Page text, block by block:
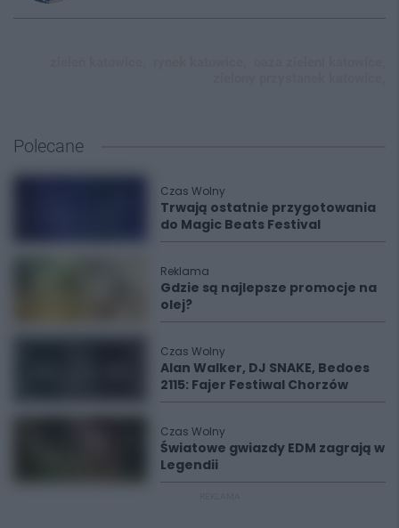
Polecane
Czas Wolny
Trwają ostatnie przygotowania
do Magic Beats Festival
Reklama
Gdzie są najlepsze promocje na
olej?
Czas Wolny
Alan Walker, DJ SNAKE, Bedoes
2115: Fajer Festiwal Chorzów
Czas Wolny
Światowe gwiazdy EDM zagrają w
Legendii